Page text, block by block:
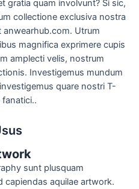
gratia quam involvunt? Si sic,
collectione exclusiva nostra
anwearhub.com. Utrum
magnifica exprimere cupis
amplecti velis, nostrum
Investigemus mundum
quare nostri T-
sunt plusquam
capiendas aquilae artwork.